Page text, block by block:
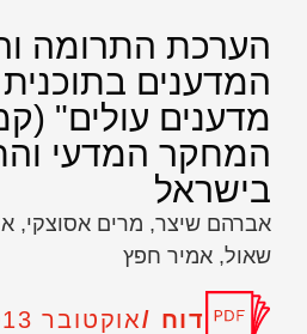
הערכת התרומה
המדענים
מדענים עולים"
המחקר המדעי
בישראל
אברהם שיצר, מרים אסוצקי,
שאול, אמיר חפץ
דוח /אוקטובר 2013